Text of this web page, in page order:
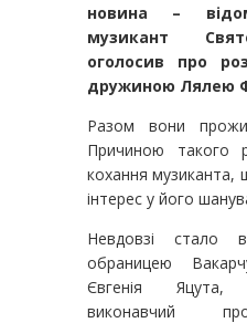
новина –
музикант
оголосив про
дружиною Лялею
Разом вони
Причиною такого
кохання музиканта,
інтерес у його
Невдовзі стало
обраницею
Євгенія Яцута,
виконавчий